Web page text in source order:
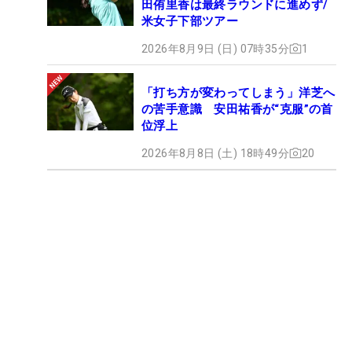
田侑里香は最終ラウンドに進めず/
米女子下部ツアー
2026年8月9日 (日) 07時35分 1
「打ち方が変わってしまう」洋芝へ
の苦手意識 安田祐香が“克服”の首
位浮上
2026年8月8日 (土) 18時49分 20